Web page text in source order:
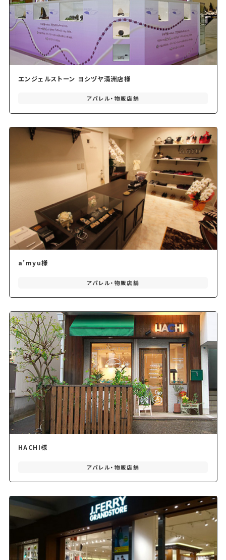
エンジェルストーン ヨシヅヤ清洲店様
アパレル・物販店舗
a’myu様
アパレル・物販店舗
HACHI様
アパレル・物販店舗